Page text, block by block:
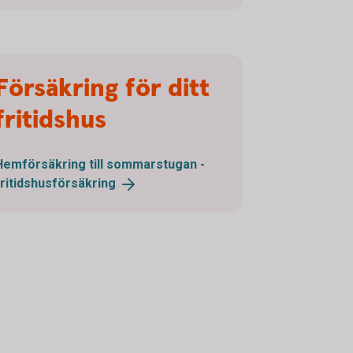
för ditt
till sommarstugan -